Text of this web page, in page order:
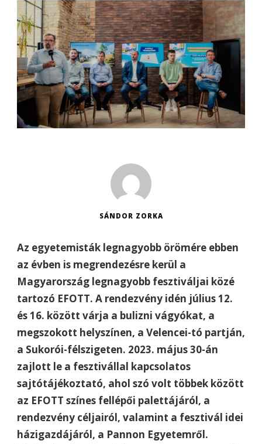
SÁNDOR ZORKA
Az egyetemisták legnagyobb örömére ebben
az évben is megrendezésre kerül a
Magyarország legnagyobb fesztiváljai közé
tartozó EFOTT. A rendezvény idén július 12.
és 16. között várja a bulizni vágyókat, a
megszokott helyszínen, a Velencei-tó partján,
a Sukorói-félszigeten. 2023. május 30-án
zajlott le a fesztivállal kapcsolatos
sajtótájékoztató, ahol szó volt többek között
az EFOTT színes fellépői palettájáról, a
rendezvény céljairól, valamint a fesztivál idei
házigazdájáról, a Pannon Egyetemről.